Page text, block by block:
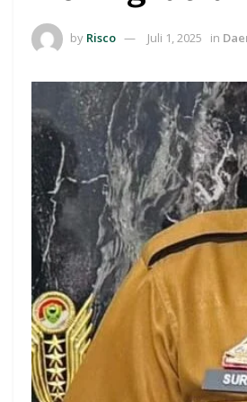
by Risco Juli 1, 2025 in